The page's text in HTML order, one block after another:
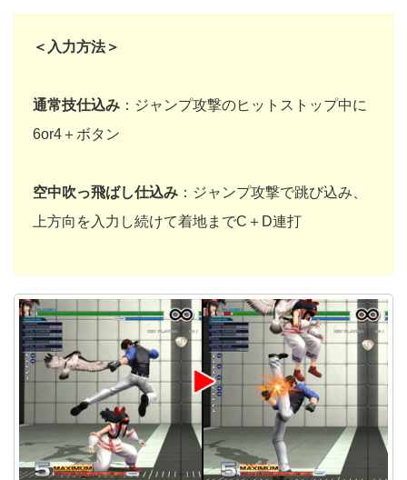
＜入力方法＞
通常技仕込み ：ジャンプ攻撃のヒットストップ中に
6or4＋ボタン
空中吹っ飛ばし仕込み ：ジャンプ攻撃で跳び込み、
上方向を入力し続けて着地までC＋D連打